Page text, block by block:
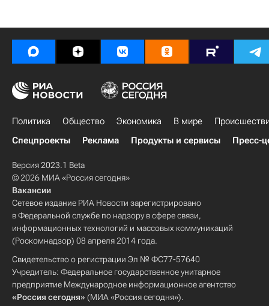
Политика Общество Экономика В мире
Спецпроекты
Реклама Продукты и сервисы Пресс-
Версия 2023.1 Beta
© 2026 МИА «Россия сегодня»
Вакансии
Сетевое издание РИА Новости зарегистрировано
в Федеральной службе по надзору в сфере связи,
информационных технологий и массовых коммуникаций
(Роскомнадзор) 08 апреля 2014 года.
Свидетельство о регистрации Эл № ФС77-57640
Учредитель: Федеральное государственное унитарное
предприятие Международное информационное агентство
«Россия сегодня» (МИА «Россия сегодня»).